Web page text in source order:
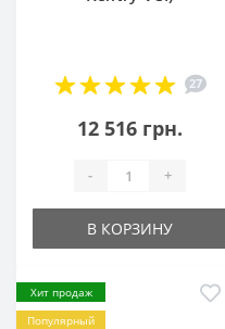
27
12 516 грн.
- +
В КОРЗИНУ
Хит продаж
Популярный